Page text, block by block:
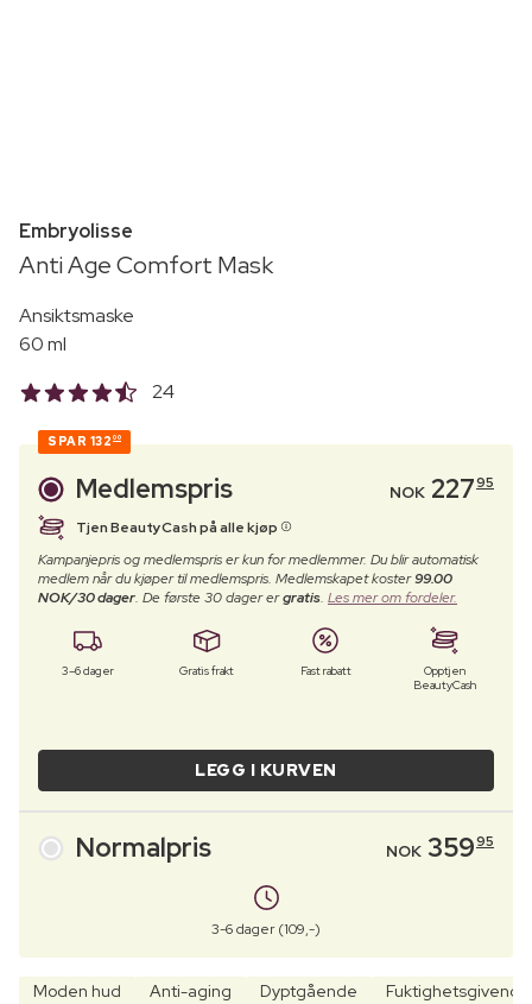
Embryolisse
Anti Age Comfort Mask
Ansiktsmaske
60 ml
24
SPAR 132 00
Medlemspris NOK 22795
Tjen BeautyCash på alle kjøp
Kampanjepris og medlemspris er kun for medlemmer. Du blir automatisk
medlem når du kjøper til medlemspris. Medlemskapet koster99.00
NOK/30 dager. De første 30 dager ergratis. Les mer om fordeler.
3–6 dager Gratis frakt Fast rabatt
Opptjen
BeautyCash
LEGG I KURVEN
Normalpris NOK 35995
3-6 dager (109,-)
Moden hud Anti-aging Dyptgående Fuktighetsgivende